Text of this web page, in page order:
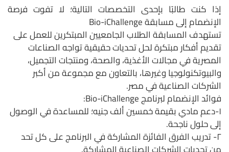
إذا كنت طالبًا بإحدى التخصصات التالية؛ لا تفوت فرصة
الإنضمام إلى مسابقة Bio-iChallenge
تستهدف المسابقة الطلاب الجامعيين المبتكرين للعمل على
تقديم أفكار مبتكرة لحل تحديات حقيقية تواجه الصناعات
المصرية في مجالات الأغذية، والصحة، ومنتجات التجميل،
والبيوتكنولوجيا وغيرها، بالتعاون مع مجموعة من أكبر
الشركات الصناعية في مصر.
فوائد الإنضمام لبرنامج Bio-iChallenge:
١-دعم مادي بقيمة خمسين ألف جنيه؛ للمساعدة في الوصول
إلى حلول ناجحة.
٢- تدريب الفرق الفائزة المشاركة في البرنامج على كل تحد